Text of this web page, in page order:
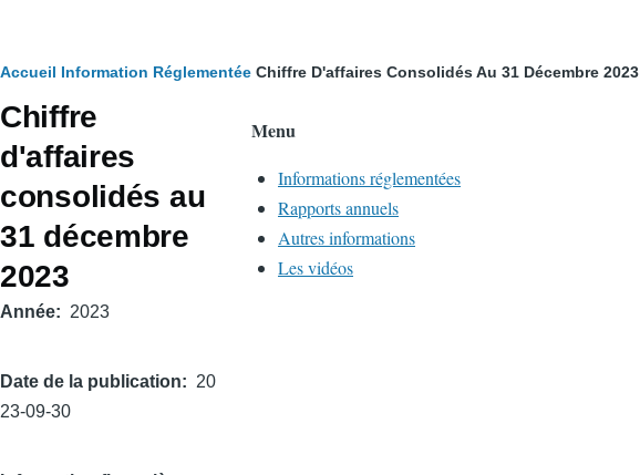
Fil
d'Ariane
Accueil Information Réglementée Chiffre D'affaires Consolidés Au 31 Décembre 2023
Chiffre
d'affaires
consolidés au
31 décembre
2023
Année 2023
Date de la publication
20
23-09-30
Menu
Informations réglementées
Rapports annuels
Autres informations
Les vidéos